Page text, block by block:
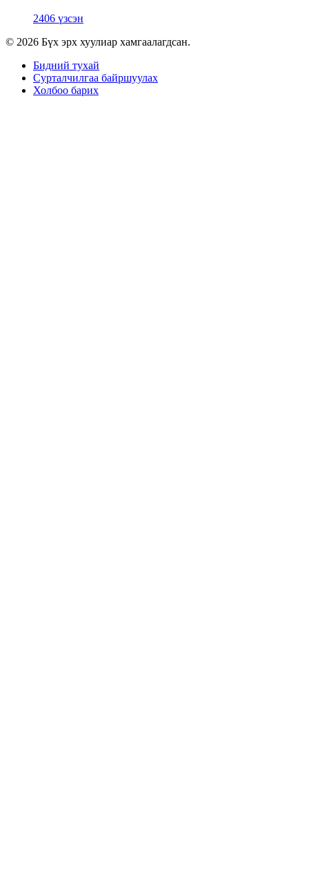
2406 үзсэн
© 2026 Бүх эрх хуулиар хамгаалагдсан.
Бидний тухай
Сурталчилгаа байршуулах
Холбоо барих